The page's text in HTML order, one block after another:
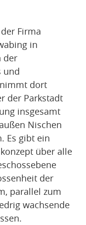
Firma
in
der
und
dort
der Parkstadt
insgesamt
Nischen
Es gibt ein
über alle
der
parallel zum
wachsende